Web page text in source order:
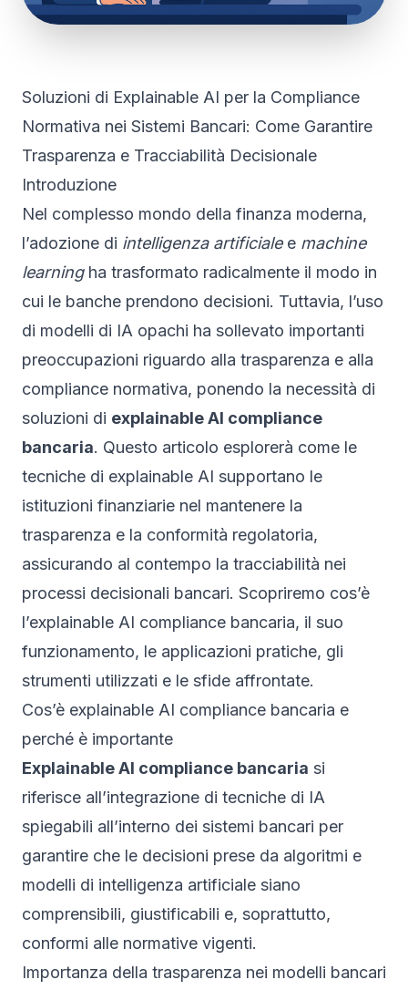
Soluzioni di Explainable AI per la Compliance
Normativa nei Sistemi Bancari: Come Garantire
Trasparenza e Tracciabilità Decisionale
Introduzione
Nel complesso mondo della finanza moderna,
l’adozione di intelligenza artificialee machine
learningha trasformato radicalmente il modo in
cui le banche prendono decisioni. Tuttavia, l’uso
di modelli di IA opachi ha sollevato importanti
preoccupazioni riguardo alla trasparenza e alla
compliance normativa, ponendo la necessità di
soluzioni di explainable AI compliance
bancaria. Questo articolo esplorerà come le
tecniche di explainable AI supportano le
istituzioni finanziarie nel mantenere la
trasparenza e la conformità regolatoria,
assicurando al contempo la tracciabilità nei
processi decisionali bancari. Scopriremo cos’è
l’explainable AI compliance bancaria, il suo
funzionamento, le applicazioni pratiche, gli
strumenti utilizzati e le sfide affrontate.
Cos’è explainable AI compliance bancaria e
perché è importante
Explainable AI compliance bancaria si
riferisce all’integrazione di tecniche di IA
spiegabili all’interno dei sistemi bancari per
garantire che le decisioni prese da algoritmi e
modelli di intelligenza artificiale siano
comprensibili, giustificabili e, soprattutto,
conformi alle normative vigenti.
Importanza della trasparenza nei modelli bancari